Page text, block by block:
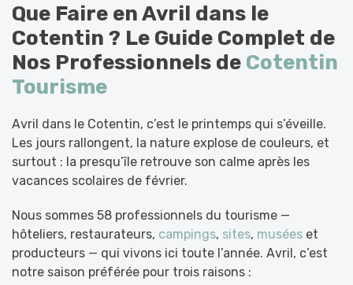
Que Faire en Avril dans le
Cotentin ? Le Guide Complet de
Nos Professionnels de Cotentin
Tourisme
Avril dans le Cotentin, c’est le printemps qui s’éveille.
Les jours rallongent, la nature explose de couleurs, et
surtout : la presqu’île retrouve son calme après les
vacances scolaires de février.
Nous sommes 58 professionnels du tourisme —
hôteliers, restaurateurs, campings, sites, musées et
producteurs — qui vivons ici toute l’année. Avril, c’est
notre saison préférée pour trois raisons :